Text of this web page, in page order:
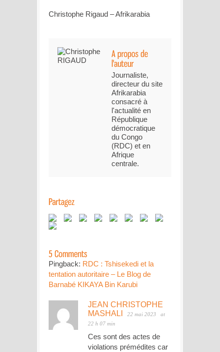
Christophe Rigaud – Afrikarabia
Journaliste,
directeur du site
Afrikarabia
consacré à
l'actualité en
République
démocratique
du Congo
(RDC) et en
Afrique
centrale.
Pingback: RDC : Tshisekedi et la
tentation autoritaire – Le Blog de
Barnabé KIKAYA Bin Karubi
JEAN CHRISTOPHE
MASHALI
22 mai 2023
at
22 h 07 min
Ces sont des actes de
violations prémédites car